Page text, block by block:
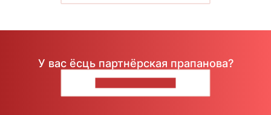
У вас ёсць партнёрская прапанова?